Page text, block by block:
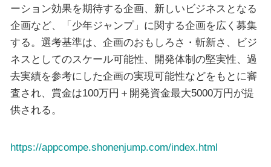
ーション効果を期待する企画、新しいビジネスとなる
企画など、「少年ジャンプ」に関する企画を広く募集
する。選考基準は、企画のおもしろさ・斬新さ、ビジ
ネスとしてのスケール可能性、開発体制の堅実性、過
去実績を参考にした企画の実現可能性などをもとに審
査され、賞金は100万円＋開発資金最大5000万円が提
供される。
https://appcompe.shonenjump.com/index.html